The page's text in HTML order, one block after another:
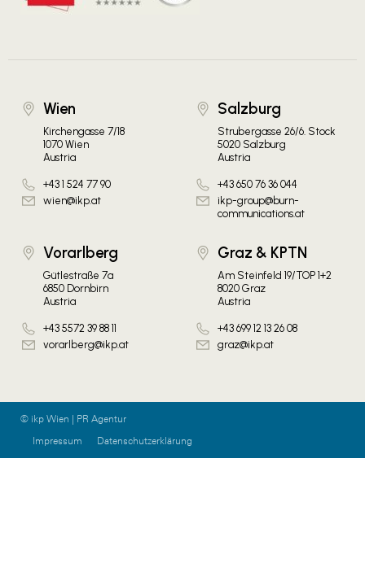
Wien
Kirchengasse 7/18
1070 Wien
Austria
+43 1 524 77 90
wien@ikp.at
Salzburg
Strubergasse 26/6. Stock
5020 Salzburg
Austria
+43 650 76 36 044
ikp-group@burn-
communications.at
Vorarlberg
Gütlestraße 7a
6850 Dornbirn
Austria
+43 5572 39 88 11
vorarlberg@ikp.at
Graz & KPTN
Am Steinfeld 19/TOP 1+2
8020 Graz
Austria
+43 699 12 13 26 08
graz@ikp.at
© ikp Wien | PR Agentur
Impressum
Datenschutzerklärung